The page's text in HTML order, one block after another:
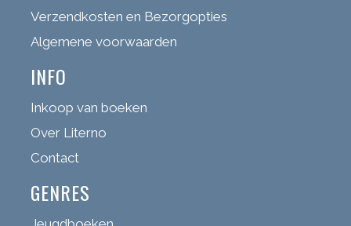
Verzendkosten en Bezorgopties
Algemene voorwaarden
INFO
Inkoop van boeken
Over Literno
Contact
GENRES